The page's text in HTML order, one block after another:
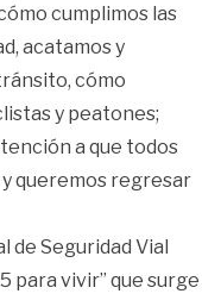
cumplimos las
acatamos y
cómo
y peatones;
a que todos
queremos regresar
de Seguridad Vial
para vivir” que surge